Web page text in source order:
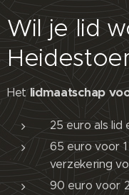
Wil je lid
Het lidmaatschap
25 euro als lid
65 euro voor
verzekering
90 euro voor